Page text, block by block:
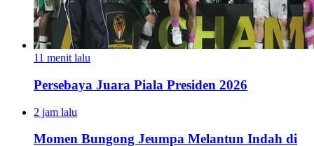
11 menit lalu
Persebaya Juara Piala Presiden 2026
2 jam lalu
Momen Bungong Jeumpa Melantun Indah di